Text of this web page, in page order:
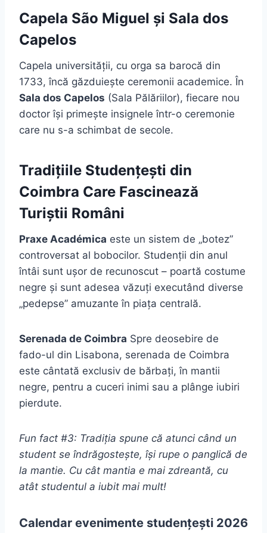
Capela São Miguel și Sala dos
Capelos
Capela universității, cu orga sa barocă din
1733, încă găzduiește ceremonii academice. În
Sala dos Capelos (Sala Pălăriilor), fiecare nou
doctor își primește insignele într-o ceremonie
care nu s-a schimbat de secole.
Tradițiile Studențești din
Coimbra Care Fascinează
Turiștii Români
Praxe Académica este un sistem de „botez”
controversat al bobocilor. Studenții din anul
întâi sunt ușor de recunoscut – poartă costume
negre și sunt adesea văzuți executând diverse
„pedepse” amuzante în piața centrală.
Serenada de Coimbra Spre deosebire de
fado-ul din Lisabona, serenada de Coimbra
este cântată exclusiv de bărbați, în mantii
negre, pentru a cuceri inimi sau a plânge iubiri
pierdute.
Fun fact #3: Tradiția spune că atunci când un
student se îndrăgostește, își rupe o panglică de
la mantie. Cu cât mantia e mai zdreantă, cu
atât studentul a iubit mai mult!
Calendar evenimente studențești 2026